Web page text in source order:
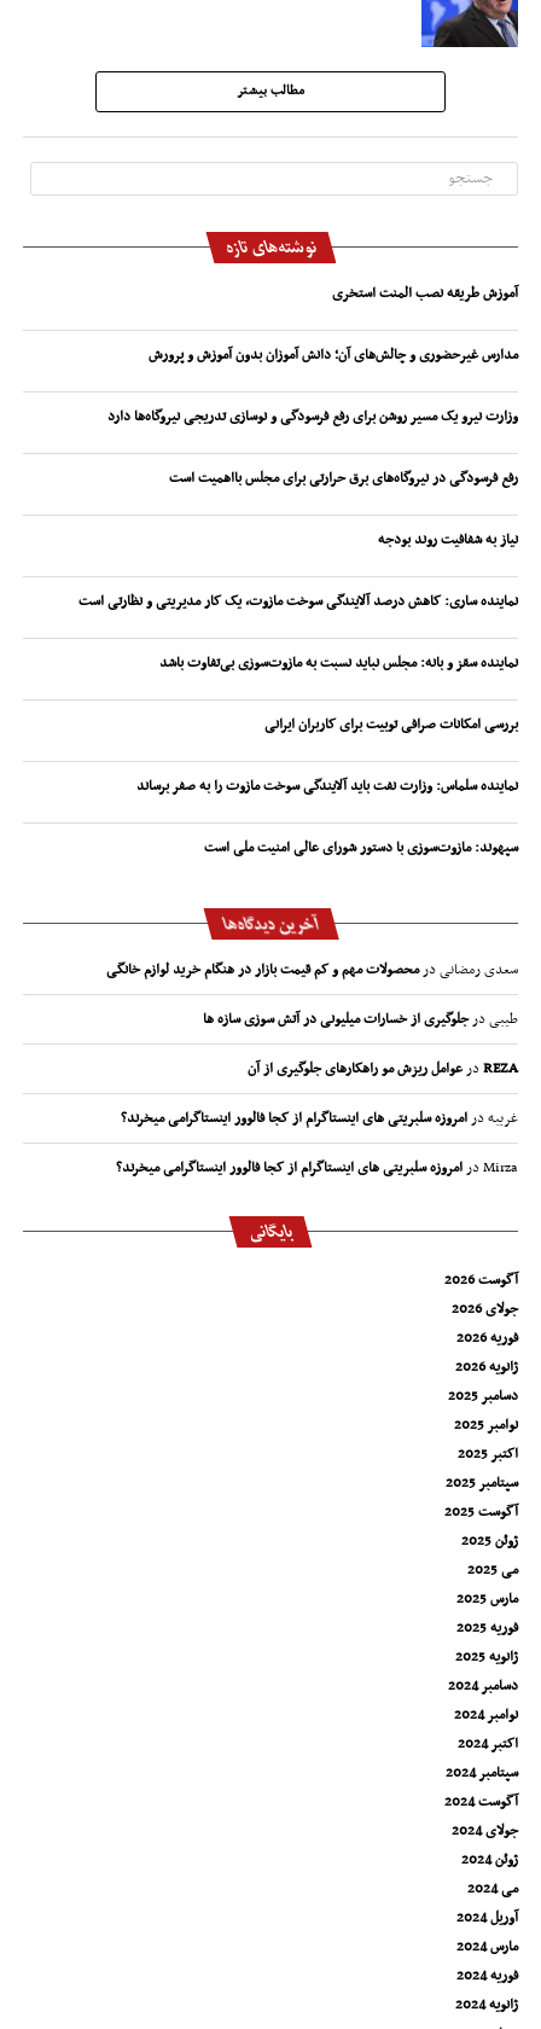
مطالب بیشتر
نوشته‌های تازه
آموزش طریقه نصب المنت استخری
مدارس غیرحضوری و چالش‌های آن؛ دانش آموزان بدون آموزش و پرورش
وزارت نیرو یک مسیر روشن برای رفع فرسودگی و نوسازی تدریجی نیروگاه‌ها دارد
رفع فرسودگی در نیروگاه‌های برق حرارتی برای مجلس بااهمیت است
نیاز به شفافیت روند بودجه
نماینده ساری: کاهش درصد آلایندگی سوخت مازوت، یک کار مدیریتی و نظارتی است
نماینده سقز و بانه: مجلس نباید نسبت به مازوت‌سوزی بی‌تفاوت باشد
بررسی امکانات صرافی توبیت برای کاربران ایرانی
نماینده سلماس: وزارت نفت باید آلایندگی سوخت مازوت را به صفر برساند
سپهوند:‌ مازوت‌سوزی با دستور شورای عالی امنیت ملی است
آخرین دیدگاه‌ها
سعدی رمضانیدرمحصولات مهم و کم قیمت بازار در هنگام خرید لوازم خانگی
طیبیدرجلوگیری از خسارات میلیونی در آتش سوزی سازه ها
REZAدرعوامل ریزش مو راهکارهای جلوگیری از آن
غریبهدرامروزه سلبریتی های اینستاگرام از کجا فالوور اینستاگرامی میخرند؟
Mirzaدرامروزه سلبریتی های اینستاگرام از کجا فالوور اینستاگرامی میخرند؟
بایگانی
آگوست 2026
جولای 2026
فوریه 2026
ژانویه 2026
دسامبر 2025
نوامبر 2025
اکتبر 2025
سپتامبر 2025
آگوست 2025
ژوئن 2025
می 2025
مارس 2025
فوریه 2025
ژانویه 2025
دسامبر 2024
نوامبر 2024
اکتبر 2024
سپتامبر 2024
آگوست 2024
جولای 2024
ژوئن 2024
می 2024
آوریل 2024
مارس 2024
فوریه 2024
ژانویه 2024